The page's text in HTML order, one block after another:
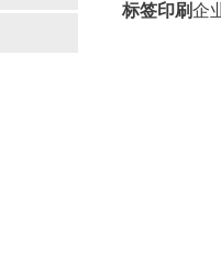
标签印刷企